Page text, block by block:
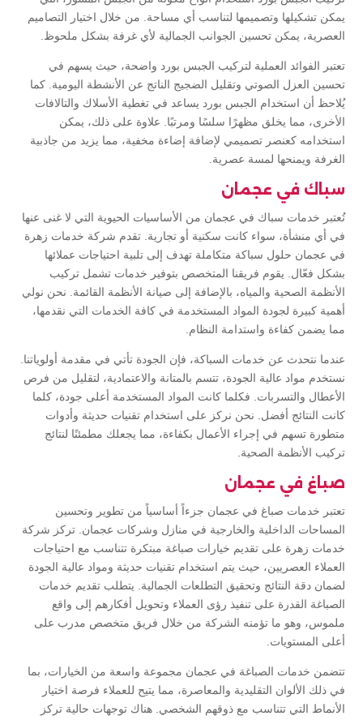
يمكن تشكيلها وتصميمها لتناسب أي مساحة. من خلال اختيار التصاميم
العصرية، يمكن تحسين الجوانب الجمالية لأي غرفة بشكل ملحوظ.
تعتبر الفوائد العملية لتركيب الجبس بورد واضحة، حيث يسهم في
تحسين العزل الصوتي وتقليل الضجيج الناتج عن الأنشطة اليومية. كما
يُلاحظ أن استخدام الجبس بورد يساعد في تغطية الأسلاك والتالافات
الأخرى، مما يخلق مظهرًا سلسًا ومرتبًا. علاوة على ذلك، يمكن
استخدامه كعنصر تصميمي لإضافة إضاءة مخفية، مما يزيد من جاذبية
الغرفة ويمنحها لمسة عصرية.
سباك في عجمان
تُعتبر خدمات سباك في عجمان من الأساسيات الحيوية التي لا غنى عنها
في أي منشأة، سواء كانت سكنية أو تجارية. تقدم شركة خدمات زهرة
في عجمان حلول سباكة متكاملة تهدف إلى تلبية احتياجات عملائها
بشكل فعّال. يقوم فريقنا المتخصص بتوفير خدمات تشمل تركيب
الأنظمة الصحية والمياه، بالإضافة إلى صيانة الأنظمة القائمة. نحن نولي
أهمية كبيرة لجودة المواد المستخدمة في كافة الخدمات التي نقدمها،
مما يضمن كفاءة واستدامة النظام.
عندما نتحدث عن خدمات السباكة، فإن الجودة تأتي في مقدمة أولوياتنا.
نستخدم مواد عالية الجودة، تتسم بالمتانة والاعتمادية، لتقليل من فرص
الأعطال والتسربات. فكلما كانت المواد المستخدمة أعلى جودة، كلما
كانت النتائج أفضل. نحن نركز على استخدام تقنيات حديثة وأدوات
متطورة تسهم في إجراء الأعمال بكفاءة، مما يجعلك مطمئنًا لنتائج
تركيب الأنظمة الصحية.
صباغ في عجمان
تعتبر خدمات صباغ في عجمان جزءاً أساسياً من تطوير وتحسين
المساحات الداخلية والخارجية في منازل وشركات عجمان. تركز شركة
خدمات زهرة على تقديم خيارات صباغة مبتكرة تتناسب مع احتياجات
العملاء العصريين، حيث يتم استخدام تقنيات حديثة ومواد عالية الجودة
لضمان دقة النتائج وتحقيق التطلعات الجمالية. يتطلب تقديم خدمات
الصباغة القدرة على تنفيذ رؤى العملاء وتحويل أفكارهم إلى واقع
ملموس، وهو ما تؤمنه الشركة من خلال فريق متخصص مدرب على
أعلى المستويات.
تتضمن خدمات الصباغة في عجمان مجموعة واسعة من الخيارات، بما
في ذلك الألوان التقليدية والمعاصرة، مما يتيح للعملاء فرصة اختيار
الأنماط التي تتناسب مع ذوقهم الشخصي. هناك توجهات حالية تركز